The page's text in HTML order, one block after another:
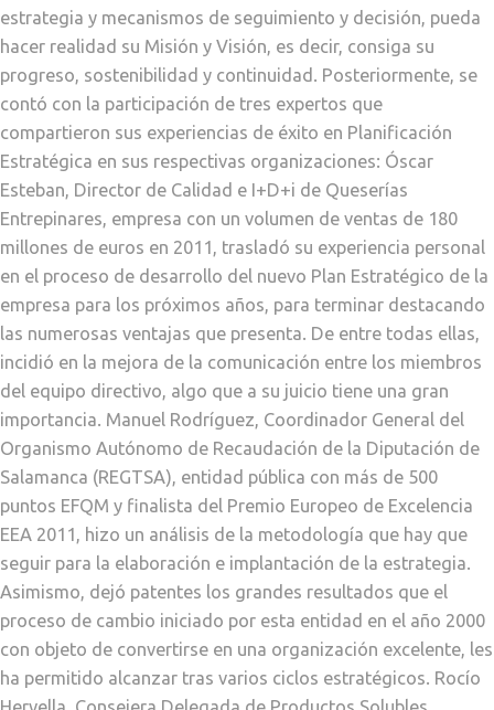
estrategia y mecanismos de seguimiento y decisión, pueda
hacer realidad su Misión y Visión, es decir, consiga su
progreso, sostenibilidad y continuidad. Posteriormente, se
contó con la participación de tres expertos que
compartieron sus experiencias de éxito en Planificación
Estratégica en sus respectivas organizaciones: Óscar
Esteban, Director de Calidad e I+D+i de Queserías
Entrepinares, empresa con un volumen de ventas de 180
millones de euros en 2011, trasladó su experiencia personal
en el proceso de desarrollo del nuevo Plan Estratégico de la
empresa para los próximos años, para terminar destacando
las numerosas ventajas que presenta. De entre todas ellas,
incidió en la mejora de la comunicación entre los miembros
del equipo directivo, algo que a su juicio tiene una gran
importancia. Manuel Rodríguez, Coordinador General del
Organismo Autónomo de Recaudación de la Diputación de
Salamanca (REGTSA), entidad pública con más de 500
puntos EFQM y finalista del Premio Europeo de Excelencia
EEA 2011, hizo un análisis de la metodología que hay que
seguir para la elaboración e implantación de la estrategia.
Asimismo, dejó patentes los grandes resultados que el
proceso de cambio iniciado por esta entidad en el año 2000
con objeto de convertirse en una organización excelente, les
ha permitido alcanzar tras varios ciclos estratégicos. Rocío